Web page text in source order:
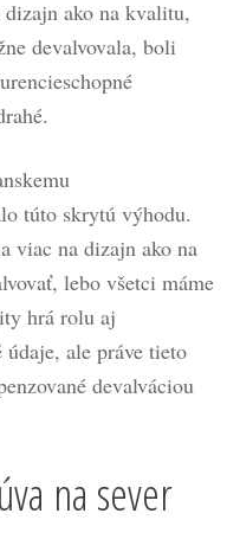
ako na kvalitu,
devalvovala, boli
túto skrytú výhodu.
viac na dizajn ako na
lebo všetci máme
hrá rolu aj
ale práve tieto
devalváciou
na sever